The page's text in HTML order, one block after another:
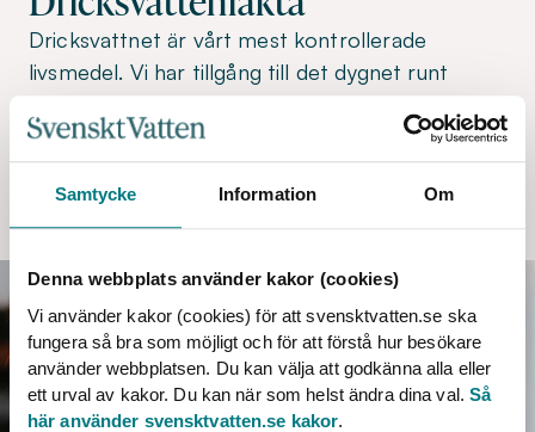
Samtycke Information Om
Denna webbplats använder kakor (cookies)
Vi använder kakor (cookies) för att svensktvatten.se ska
fungera så bra som möjligt och för att förstå hur besökare
använder webbplatsen. Du kan välja att godkänna alla eller
ett urval av kakor. Du kan när som helst ändra dina val.Så
här använder svensktvatten.se kakor.
Dricksvattnet är vårt mest kontrollerade
livsmedel. Vi har tillgång till det dygnet runt
direkt i kranen. Det är gott, hälsosamt och
lokalproducerat.
DRICKSVATTENFAKTA